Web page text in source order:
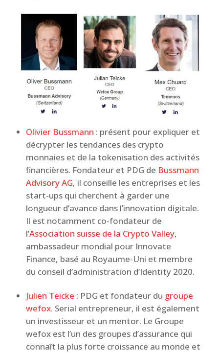
Olivier Bussmann : présent pour expliquer et
décrypter les tendances des crypto
monnaies et de la tokenisation des activités
financières. Fondateur et PDG de Bussmann
Advisory AG, il conseille les entreprises et les
start-ups qui cherchent à garder une
longueur d’avance dans l’innovation digitale.
Il est notamment co-fondateur de
l’Association suisse de la Crypto Valley,
ambassadeur mondial pour Innovate
Finance, basé au Royaume-Uni et membre
du conseil d’administration d’Identity 2020.
Julien Teicke : PDG et fondateur du groupe
wefox. Serial entrepreneur, il est également
un investisseur et un mentor. Le Groupe
wefox est l’un des groupes d’assurance qui
connaît la plus forte croissance au monde et